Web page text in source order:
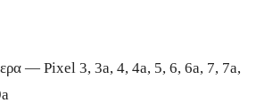
— Pixel 3, 3a, 4, 4a, 5, 6, 6a, 7, 7a,